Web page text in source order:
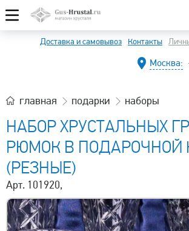
Доставка и самовывоз Контакты
Москва:
главная подарки наборы
НАБОР ХРУСТАЛЬНЫХ
РЮМОК В ПОДАРОЧНОЙ
(РЕЗНЫЕ)
Арт. 101920,